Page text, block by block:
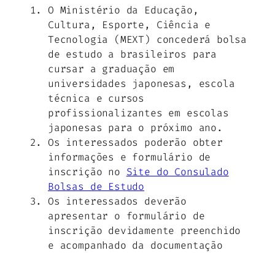
O Ministério da Educação,
Cultura, Esporte, Ciência e
Tecnologia (MEXT) concederá bolsa
de estudo a brasileiros para
cursar a graduação em
universidades japonesas, escola
técnica e cursos
profissionalizantes em escolas
japonesas para o próximo ano.
Os interessados poderão obter
informações e formulário de
inscrição no Site do Consulado
Bolsas de Estudo
Os interessados deverão
apresentar o formulário de
inscrição devidamente preenchido
e acompanhado da documentação